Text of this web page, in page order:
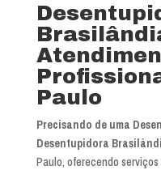
Paulo
Precisando de uma
Desentupidora
Paulo, oferecendo